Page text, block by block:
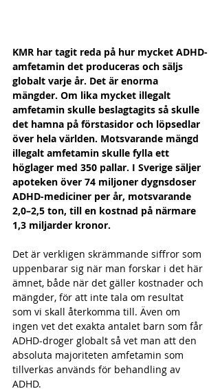
KMR har tagit reda på hur mycket ADHD-
amfetamin det produceras och säljs
globalt varje år. Det är enorma
mängder. Om lika mycket illegalt
amfetamin skulle beslagtagits så skulle
det hamna på förstasidor och löpsedlar
över hela världen. Motsvarande mängd
illegalt amfetamin skulle fylla ett
höglager med 350 pallar. I Sverige säljer
apoteken över 74 miljoner dygnsdoser
ADHD-mediciner per år, motsvarande
2,0–2,5 ton, till en kostnad på närmare
1,3 miljarder kronor.
Det är verkligen skrämmande siffror som
uppenbarar sig när man forskar i det här
ämnet, både när det gäller kostnader och
mängder, för att inte tala om resultat
som vi skall återkomma till. Även om
ingen vet det exakta antalet barn som får
ADHD-droger globalt så vet man att den
absoluta majoriteten amfetamin som
tillverkas används för behandling av
ADHD.